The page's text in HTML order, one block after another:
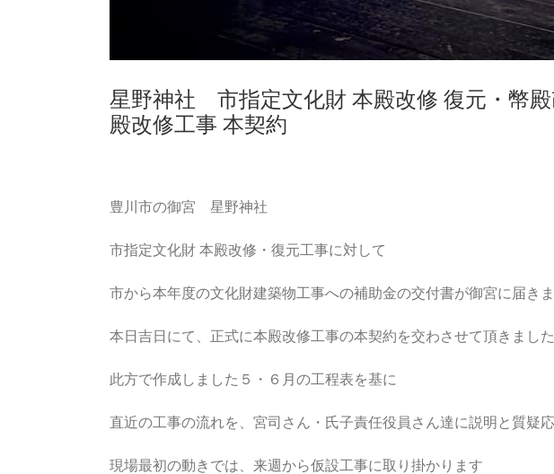
星野神社 市指定文化財 本殿改修 復元・幣
殿改修工事 本契約
豊川市の御宮 星野神社
市指定文化財 本殿改修・復元工事に対して
市から本年度の文化財建築物工事への補助金の交付書が御宮に届き
本日吉日にて、正式に本殿改修工事の本契約を交わさせて頂きました
此方で作成しました５・６月の工程表を基に
直近の工事の流れを、宮司さん・氏子責任役員さん達に説明と質疑
現場最初の動きでは、来週から仮設工事に取り掛かります